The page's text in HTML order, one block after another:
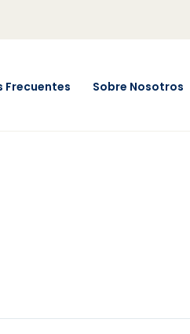
Frecuentes Sobre Nosotros